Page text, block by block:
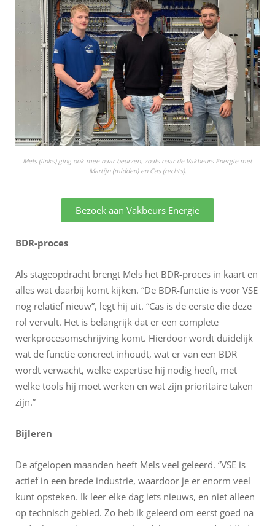
Mels (links) ging ook mee naar beurzen, zoals naar de Vakbeurs Energie met
Martijn (midden) en Cas (rechts).
Bezoek aan Vakbeurs Energie
BDR-proces
Als stageopdracht brengt Mels het BDR-proces in kaart en
alles wat daarbij komt kijken. “De BDR-functie is voor VSE
nog relatief nieuw”, legt hij uit. “Cas is de eerste die deze
rol vervult. Het is belangrijk dat er een complete
werkprocesomschrijving komt. Hierdoor wordt duidelijk
wat de functie concreet inhoudt, wat er van een BDR
wordt verwacht, welke expertise hij nodig heeft, met
welke tools hij moet werken en wat zijn prioritaire taken
zijn.”
Bijleren
De afgelopen maanden heeft Mels veel geleerd. “VSE is
actief in een brede industrie, waardoor je er enorm veel
kunt opsteken. Ik leer elke dag iets nieuws, en niet alleen
op technisch gebied. Zo heb ik geleerd om eerst goed na